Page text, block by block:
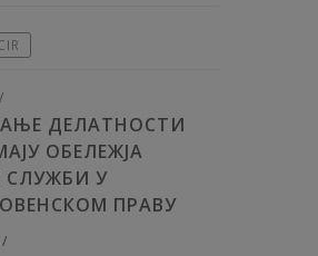
ДЕЛАТНОСТИ
ОБЕЛЕЖЈА
СЛУЖБИ У
ПРАВУ